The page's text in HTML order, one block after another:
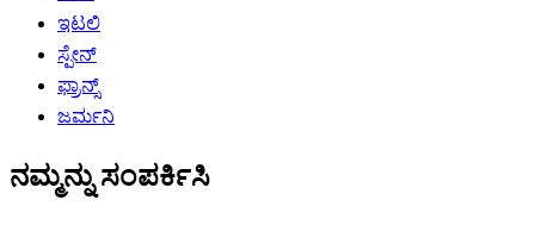
ಇಟಲಿ
ಸ್ಪೇನ್
ಫ್ರಾನ್ಸ್
ಜರ್ಮನಿ
ನಮ್ಮನ್ನು ಸಂಪರ್ಕಿಸಿ